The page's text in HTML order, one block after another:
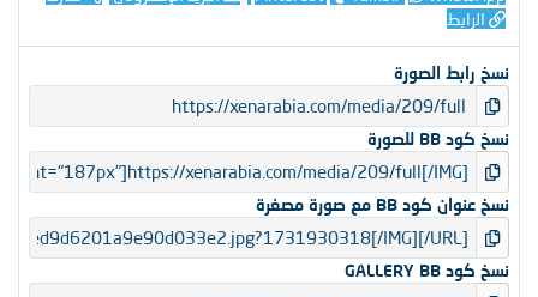
الرابط
نسخ رابط الصورة
نسخ كود BB للصورة
نسخ عنوان كود BB مع صورة مصغرة
نسخ كود GALLERY BB